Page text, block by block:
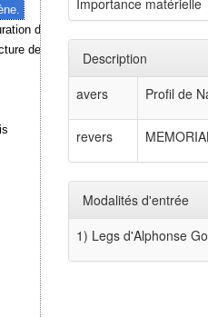
Importance matérielle
Description
avers
Profil de
revers
Modalités d'entrée
1) Legs d'Alphonse
du viaduc de Laval.
de Julien Guadet.